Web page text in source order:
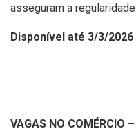
asseguram a
Disponível até 3/3/
VAGAS NO COMÉRCIO